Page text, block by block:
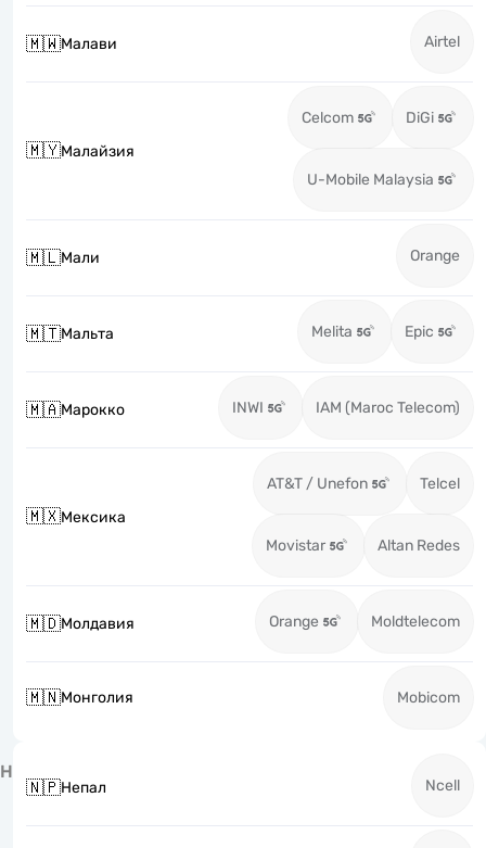
🇲🇼Малави Airtel
🇲🇾Малайзия
Celcom DiGi
U-Mobile Malaysia
🇲🇱Мали Orange
🇲🇹Мальта Melita Epic
🇲🇦Марокко INWI IAM (Maroc Telecom)
🇲🇽Мексика
AT&T / Unefon Telcel
Movistar Altan Redes
🇲🇩Молдавия Orange Moldtelecom
🇲🇳Монголия Mobicom
Н
🇳🇵Непал Ncell